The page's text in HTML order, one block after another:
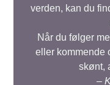
verden, kan du
Når du følger
eller kommende
skønt,
–